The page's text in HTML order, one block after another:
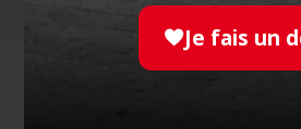
Ces quelques heures
Je fais un